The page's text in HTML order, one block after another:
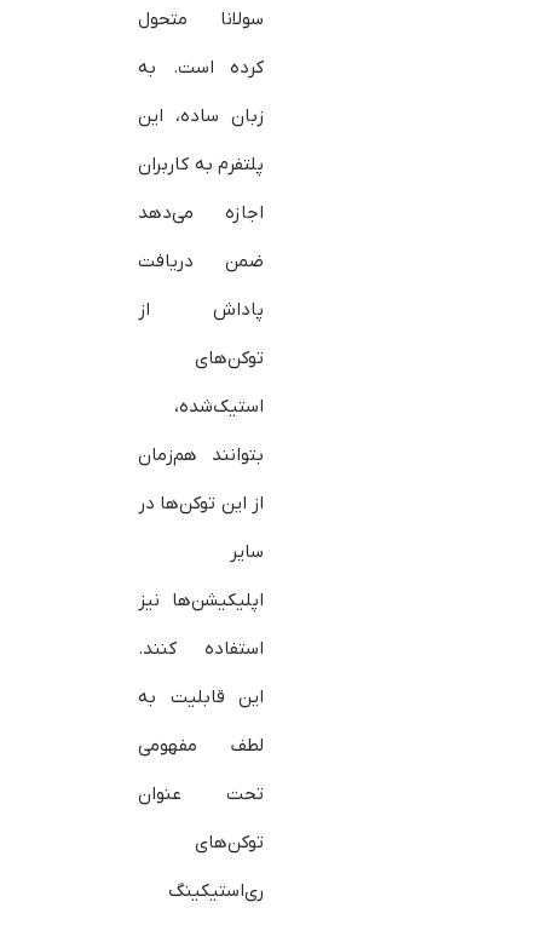
سولانا متحول
کرده است. به
زبان ساده، این
پلتفرم به کاربران
اجازه می‌دهد
ضمن دریافت
پاداش از
توکن‌های
استیک‌شده،
بتوانند هم‌زمان
از این توکن‌ها در
سایر
اپلیکیشن‌ها نیز
استفاده کنند.
این قابلیت به
لطف مفهومی
تحت عنوان
توکن‌های
ری‌استیکینگ